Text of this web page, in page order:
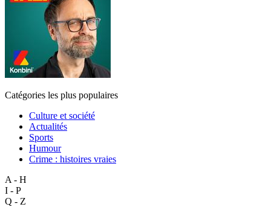
Catégories les plus populaires
Culture et société
Actualités
Sports
Humour
Crime : histoires vraies
A - H
I - P
Q - Z